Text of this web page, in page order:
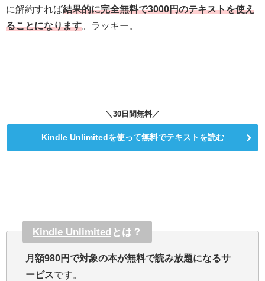
に解約すれば結果的に完全無料で3000円のテキストを使え
ることになります。ラッキー。
＼30日間無料／
Kindle Unlimitedを使って無料でテキストを読む
Kindle Unlimited とは？
月額980円で対象の本が無料で読み放題になるサ
ービスです。